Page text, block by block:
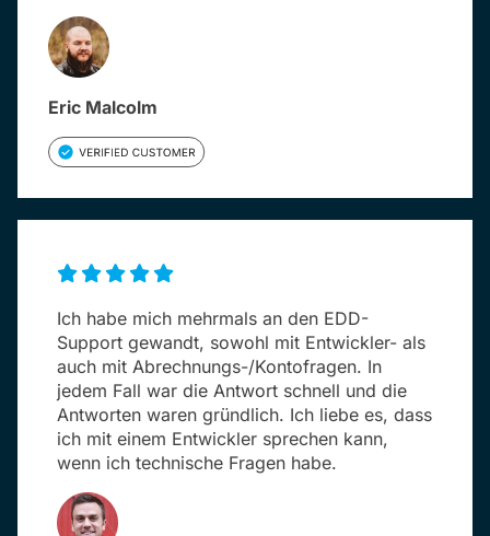
Eric Malcolm
Ich habe mich mehrmals an den EDD-
Support gewandt, sowohl mit Entwickler- als
auch mit Abrechnungs-/Kontofragen. In
jedem Fall war die Antwort schnell und die
Antworten waren gründlich. Ich liebe es, dass
ich mit einem Entwickler sprechen kann,
wenn ich technische Fragen habe.